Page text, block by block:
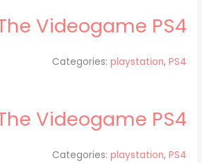
Videogame PS4
Categories: playstation, PS4
Videogame PS4
Categories: playstation, PS4
Bluey:
Videogame
Bluey:
Videogame